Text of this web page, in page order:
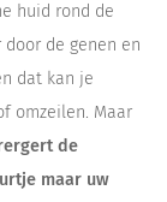
huid rond de
de genen en
dat kan je
omzeilen. Maar
de
maar uw